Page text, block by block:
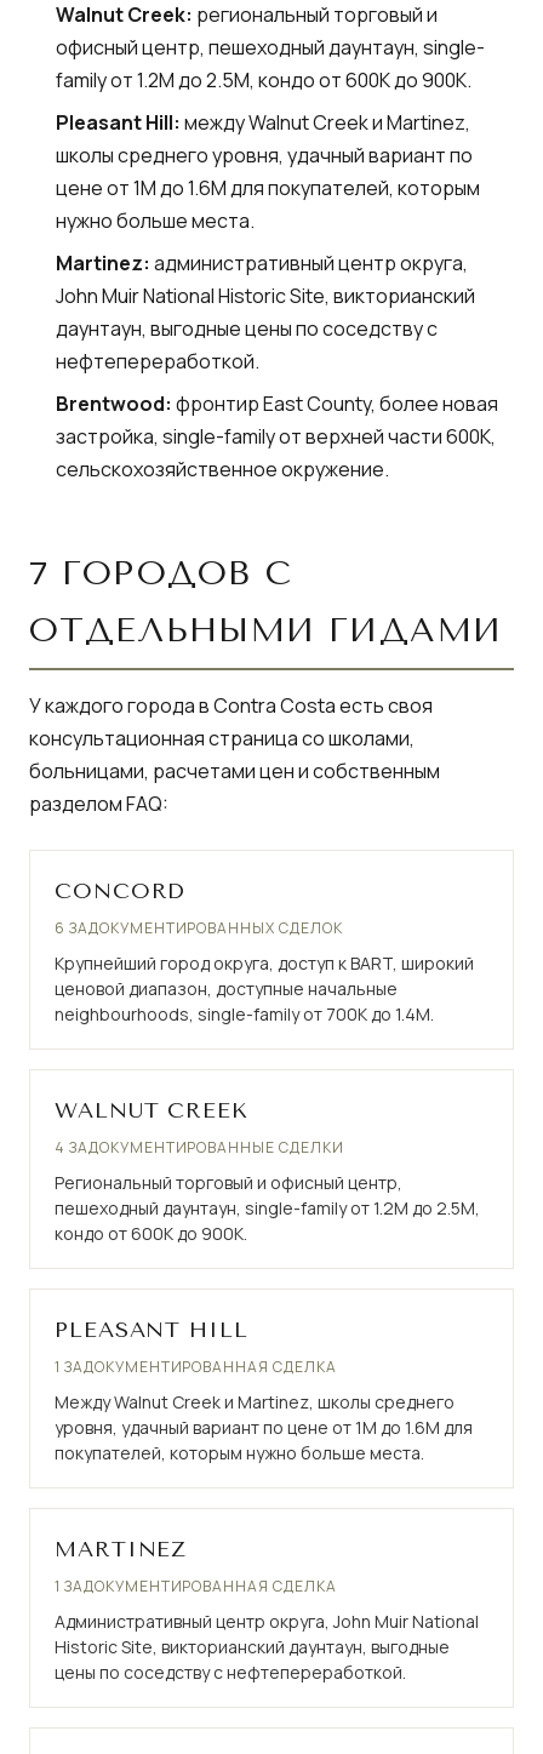
Walnut Creek: региональный торговый и
офисный центр, пешеходный даунтаун, single-
family от 1.2M до 2.5M, кондо от 600K до 900K.
Pleasant Hill: между Walnut Creek и Martinez,
школы среднего уровня, удачный вариант по
цене от 1M до 1.6M для покупателей, которым
нужно больше места.
Martinez: административный центр округа,
John Muir National Historic Site, викторианский
даунтаун, выгодные цены по соседству с
нефтепереработкой.
Brentwood: фронтир East County, более новая
застройка, single-family от верхней части 600K,
сельскохозяйственное окружение.
7 ГОРОДОВ С
ОТДЕЛЬНЫМИ ГИДАМИ
У каждого города в Contra Costa есть своя
консультационная страница со школами,
больницами, расчетами цен и собственным
разделом FAQ:
CONCORD
6 ЗАДОКУМЕНТИРОВАННЫХ СДЕЛОК
Крупнейший город округа, доступ к BART, широкий
ценовой диапазон, доступные начальные
neighbourhoods, single-family от 700K до 1.4M.
WALNUT CREEK
4 ЗАДОКУМЕНТИРОВАННЫЕ СДЕЛКИ
Региональный торговый и офисный центр,
пешеходный даунтаун, single-family от 1.2M до 2.5M,
кондо от 600K до 900K.
PLEASANT HILL
1 ЗАДОКУМЕНТИРОВАННАЯ СДЕЛКА
Между Walnut Creek и Martinez, школы среднего
уровня, удачный вариант по цене от 1M до 1.6M для
покупателей, которым нужно больше места.
MARTINEZ
1 ЗАДОКУМЕНТИРОВАННАЯ СДЕЛКА
Административный центр округа, John Muir National
Historic Site, викторианский даунтаун, выгодные
цены по соседству с нефтепереработкой.